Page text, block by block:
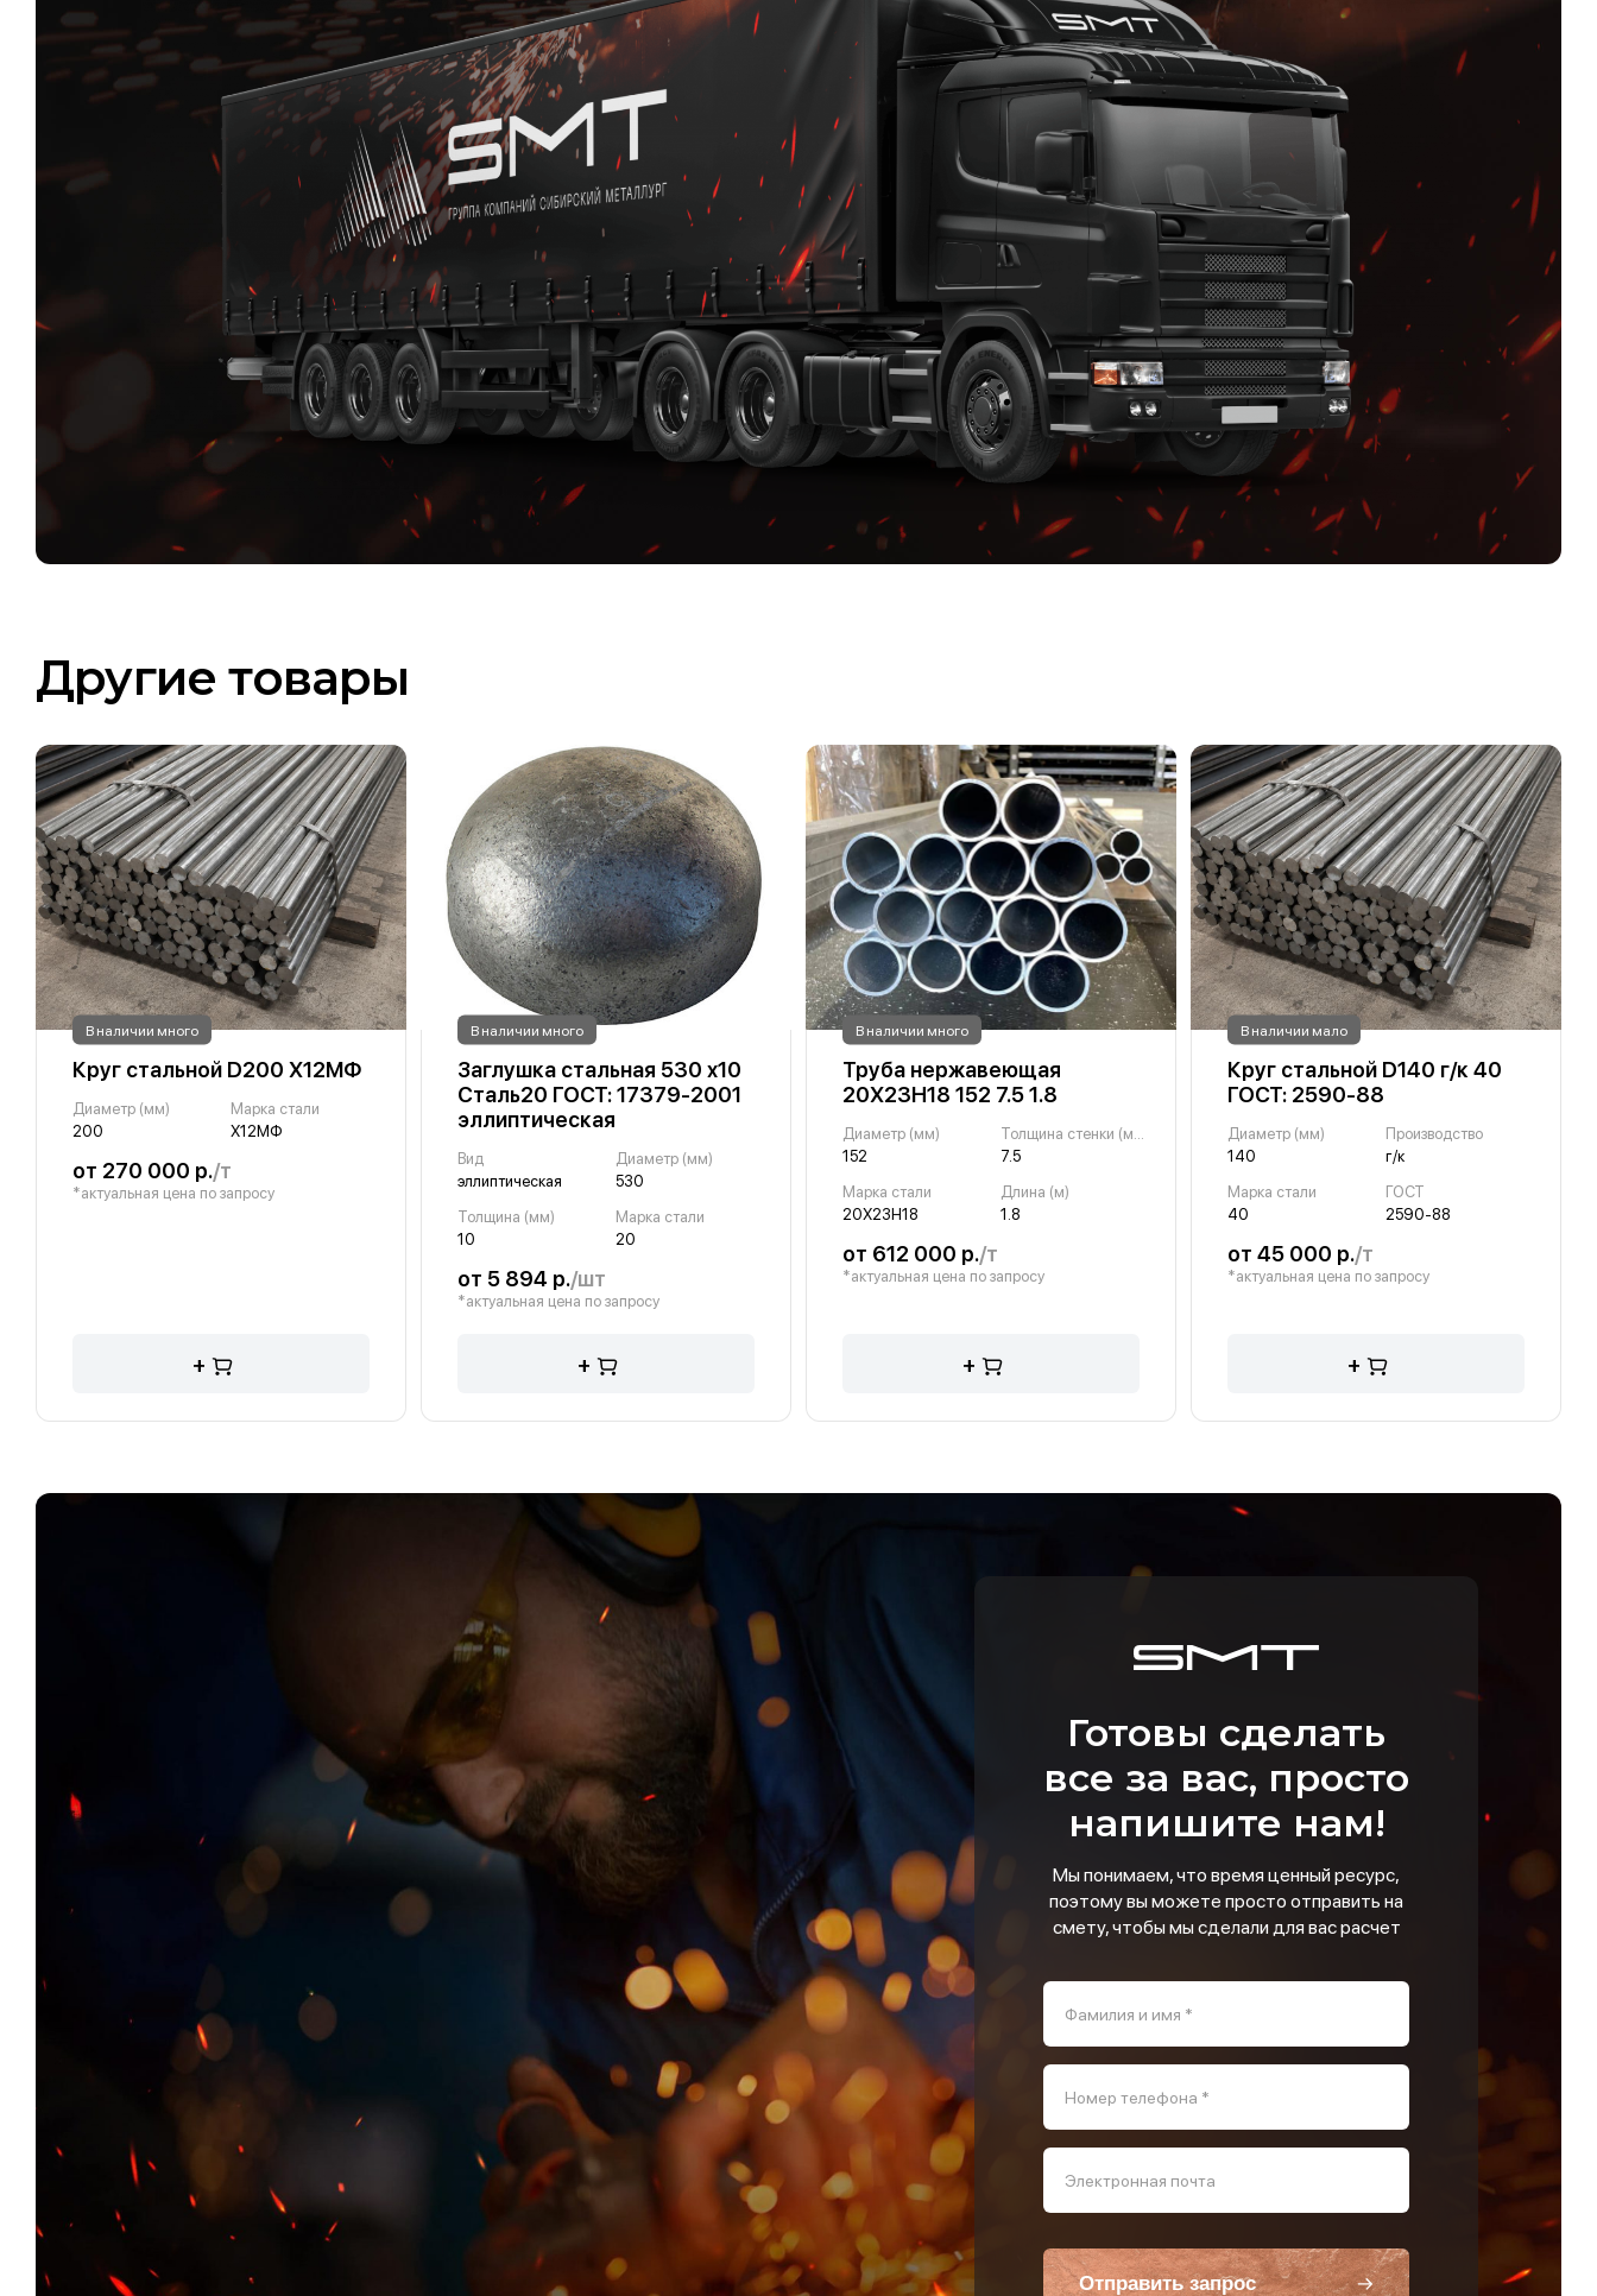
Другие товары
В наличии много
Круг стальной D200 Х12МФ
Диаметр (мм)
200
Марка стали
Х12МФ
от 270 000 р./т
*актуальная цена по запросу
+
В наличии много
Заглушка стальная 530 х10
Сталь20 ГОСТ: 17379-2001
эллиптическая
Вид
эллиптическая
Диаметр (мм)
530
Толщина (мм)
10
Марка стали
20
от 5 894 р./шт
*актуальная цена по запросу
+
В наличии много
Труба нержавеющая
20Х23Н18 152 7.5 1.8
Диаметр (мм)
152
Толщина стенки (мм)
7.5
Марка стали
20Х23Н18
Длина (м)
1.8
от 612 000 р./т
*актуальная цена по запросу
+
В наличии мало
Круг стальной D140 г/к 40
ГОСТ: 2590-88
Диаметр (мм)
140
Производство
г/к
Марка стали
40
ГОСТ
2590-88
от 45 000 р./т
*актуальная цена по запросу
+
Готовы сделать
все за вас, просто
напишите нам!
Мы понимаем, что время ценный ресурс,
поэтому вы можете просто отправить на
смету, чтобы мы сделали для вас расчет
Фамилия и имя *
Номер телефона *
Электронная почта
Отправить запрос